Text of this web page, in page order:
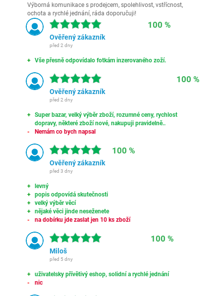
Výborná komunikace s prodejcem, spolehlivost, vstřícnost,
ochota a rychlé jednání, ráda doporučuji!
100 %
Ověřený zákazník
před 2 dny
Vše přesně odpovídalo fotkám inzerovaného zoží.
100 %
Ověřený zákazník
před 2 dny
Super bazar, velký výběr zboží, rozumné ceny, rychlost
dopravy, některé zboží nové, nakupuji pravidelně..
Nemám co bych napsal
100 %
Ověřený zákazník
před 3 dny
levný
popis odpovídá skutečnosti
velký výběr věcí
nějaké věci jinde neseženete
na dobírku jde zaslat jen 10 ks zboží
100 %
Miloš
před 5 dny
uživatelsky přívětivý eshop, solidní a rychlé jednání
nic